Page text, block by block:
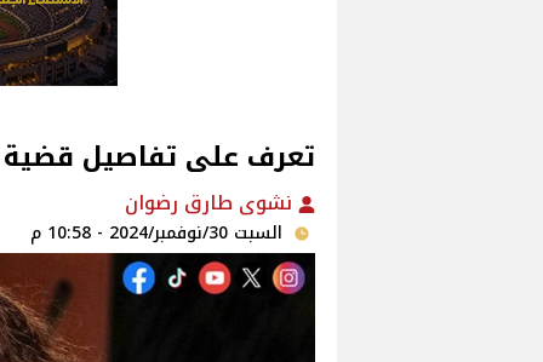
تعرف على تفاصيل
نشوى طارق رضوان
السبت 30/نوفمبر/2024 - 10:58 م